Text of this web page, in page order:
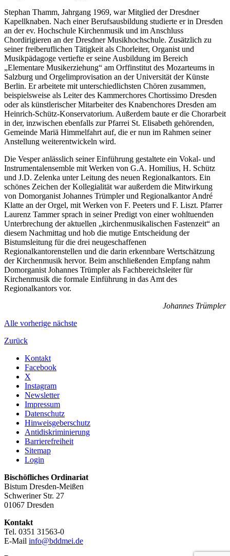
Stephan Thamm, Jahrgang 1969, war Mitglied der Dresdner
Kapellknaben. Nach einer Berufsausbildung studierte er in Dresden
an der ev. Hochschule Kirchenmusik und im Anschluss
Chordirigieren an der Dresdner Musikhochschule. Zusätzlich zu
seiner freiberuflichen Tätigkeit als Chorleiter, Organist und
Musikpädagoge vertiefte er seine Ausbildung im Bereich
„Elementare Musikerziehung“ am Orffinstitut des Mozarteums in
Salzburg und Orgelimprovisation an der Universität der Künste
Berlin. Er arbeitete mit unterschiedlichsten Chören zusammen,
beispielsweise als Leiter des Kammerchores Chortissimo Dresden
oder als künstlerischer Mitarbeiter des Knabenchores Dresden am
Heinrich-Schütz-Konservatorium. Außerdem baute er die Chorarbeit
in der, inzwischen ebenfalls zur Pfarrei St. Elisabeth gehörenden,
Gemeinde Mariä Himmelfahrt auf, die er nun im Rahmen seiner
Anstellung weiterentwickeln wird.
Die Vesper anlässlich seiner Einführung gestaltete ein Vokal- und
Instrumentalensemble mit Werken von G.A. Homilius, H. Schütz
und J.D. Zelenka unter Leitung des neuen Regionalkantors. Ein
schönes Zeichen der Kollegialität war außerdem die Mitwirkung
von Domorganist Johannes Trümpler und Regionalkantor André
Klatte an der Orgel, mit Werken von F. Peeters und F. Liszt. Pfarrer
Laurenz Tammer sprach in seiner Predigt von einer wohltuenden
Unterbrechung der aktuellen „kirchenmusikalischen Fastenzeit“ an
diesem Nachmittag und hob die mutige Entscheidung der
Bistumsleitung für die drei neugeschaffenen
Regionalkantorenstellen und die darin erkennbare Wertschätzung
der Kirchenmusik hervor. Beim anschließenden Empfang nahm
Domorganist Johannes Trümpler als Fachbereichsleiter für
Kirchenmusik die formale Einführung in das Amt des
Regionalkantors vor.
Johannes Trümpler
Alle vorherige nächste
Zurück
Kontakt
Facebook
X
Instagram
Newsletter
Impressum
Datenschutz
Hinweisgeberschutz
Antidiskriminierung
Barrierefreiheit
Sitemap
Login
Bischöfliches Ordinariat
Bistum Dresden-Meißen
Schweriner Str. 27
01067 Dresden
Kontakt
Tel. 0351 31563-0
E-Mail info@bddmei.de